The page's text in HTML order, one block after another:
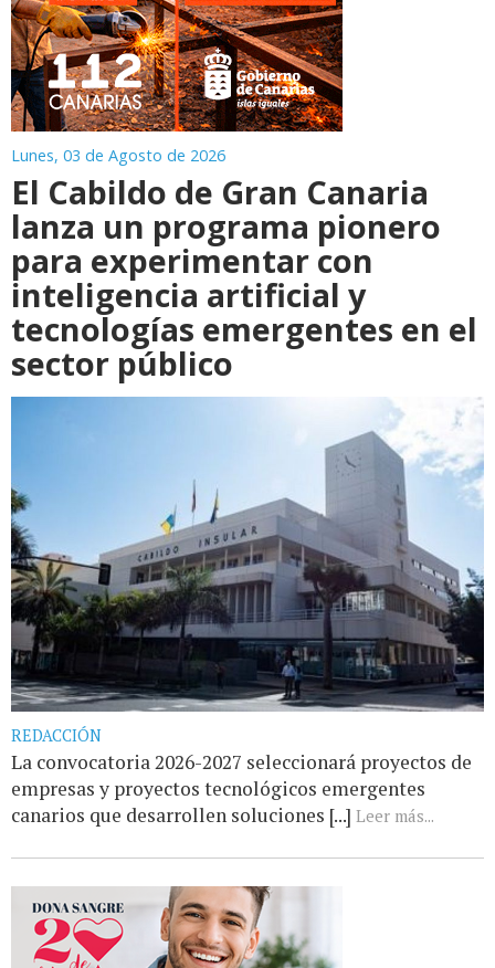
Lunes, 03 de Agosto de 2026
El Cabildo de Gran Canaria
lanza un programa pionero
para experimentar con
inteligencia artificial y
tecnologías emergentes en el
sector público
REDACCIÓN
La convocatoria 2026-2027 seleccionará proyectos de
empresas y proyectos tecnológicos emergentes
canarios que desarrollen soluciones [...] Leer más...